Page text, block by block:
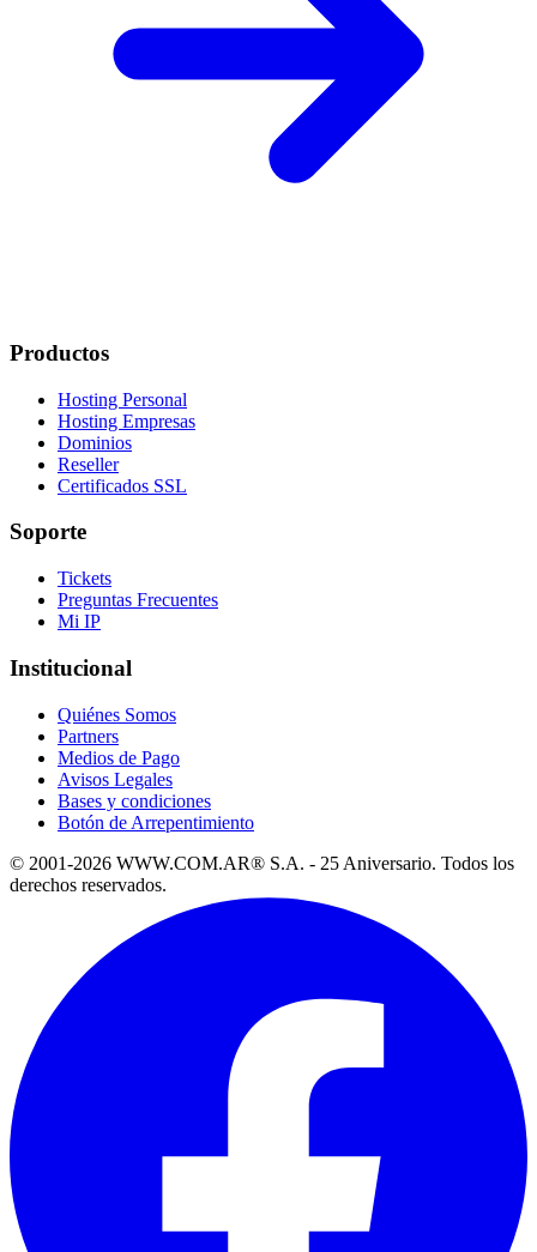
Productos
Hosting Personal
Hosting Empresas
Dominios
Reseller
Certificados SSL
Soporte
Tickets
Preguntas Frecuentes
Mi IP
Institucional
Quiénes Somos
Partners
Medios de Pago
Avisos Legales
Bases y condiciones
Botón de Arrepentimiento
© 2001-2026 WWW.COM.AR® S.A. - 25 Aniversario. Todos los
derechos reservados.